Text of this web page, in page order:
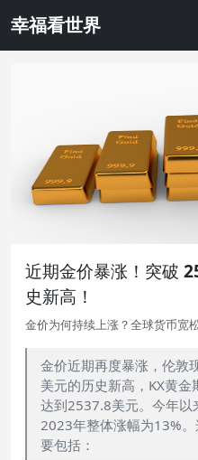
幸福看世界
近期金价暴涨！突破
史新高！
金价为何持续上涨？全球货币宽
金价近期再度暴涨，伦敦
美元的历史新高，KX黄金
达到2537.8美元。今年以
2023年整体涨幅为13%
要包括：